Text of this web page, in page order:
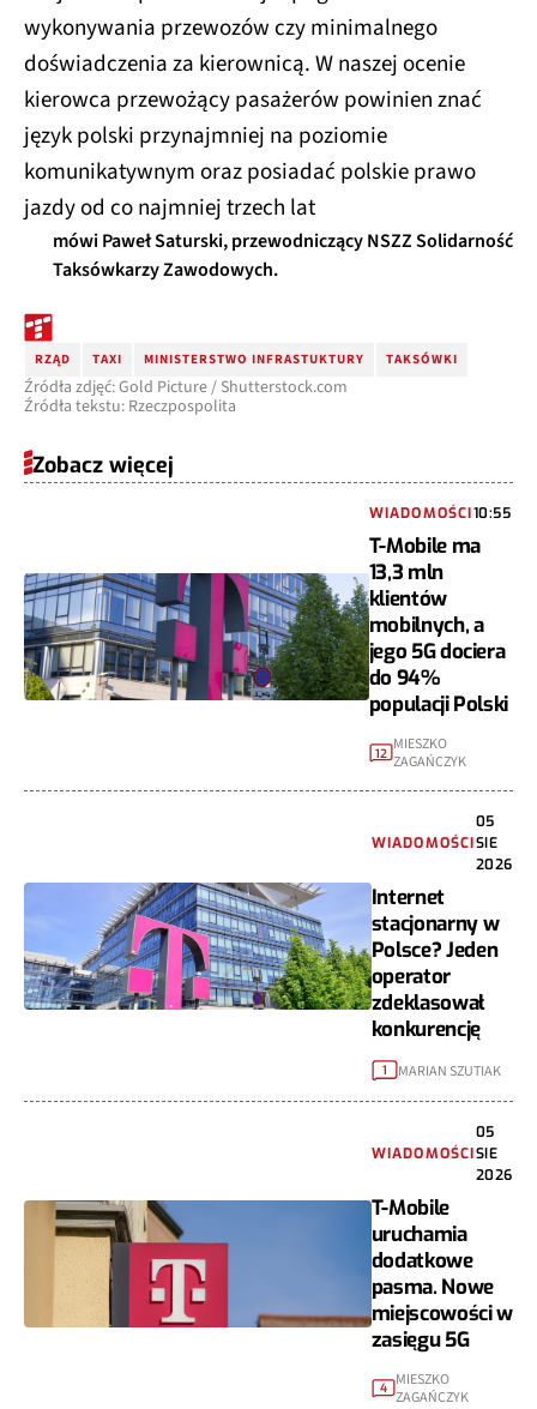
wykonywania przewozów czy minimalnego
doświadczenia za kierownicą. W naszej ocenie
kierowca przewożący pasażerów powinien znać
język polski przynajmniej na poziomie
komunikatywnym oraz posiadać polskie prawo
jazdy od co najmniej trzech lat
mówi Paweł Saturski, przewodniczący NSZZ Solidarność
Taksówkarzy Zawodowych.
RZĄD TAXI MINISTERSTWO INFRASTUKTURY TAKSÓWKI
Źródła zdjęć: Gold Picture / Shutterstock.com
Źródła tekstu: Rzeczpospolita
Zobacz więcej
WIADOMOŚCI10:55
T-Mobile ma
13,3 mln
klientów
mobilnych, a
jego 5G dociera
do 94%
populacji Polski
12 MIESZKO
ZAGAŃCZYK
WIADOMOŚCI
05
SIE
2026
Internet
stacjonarny w
Polsce? Jeden
operator
zdeklasował
konkurencję
1 MARIAN SZUTIAK
WIADOMOŚCI
05
SIE
2026
T-Mobile
uruchamia
dodatkowe
pasma. Nowe
miejscowości w
zasięgu 5G
4 MIESZKO
ZAGAŃCZYK